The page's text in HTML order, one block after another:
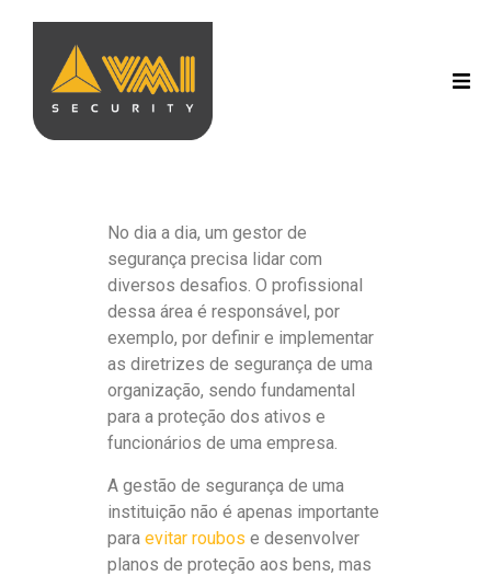
No dia a dia, um gestor de
segurança precisa lidar com
diversos desafios. O profissional
dessa área é responsável, por
exemplo, por definir e implementar
as diretrizes de segurança de uma
organização, sendo fundamental
para a proteção dos ativos e
funcionários de uma empresa.
A gestão de segurança de uma
instituição não é apenas importante
para evitar roubos e desenvolver
planos de proteção aos bens, mas